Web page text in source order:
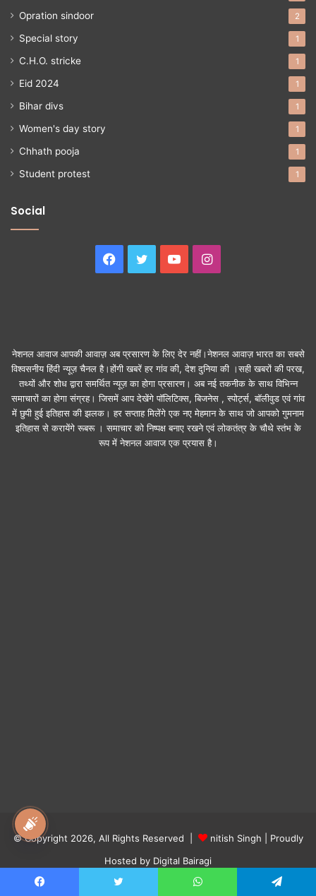
Opration sindoor 2
Special story 1
C.H.O. stricke 1
Eid 2024 1
Bihar divs 1
Women's day story 1
Chhath pooja 1
Student protest 1
Social
Facebook
Twitter YouTubeInstagram
नेशनल आवाज आपकी आवाज़ अब प्रसारण के लिए देर नहीं।नेशनल आवाज़ भारत का सबसे
विश्वसनीय हिंदी न्यूज़ चैनल है।होंगी खबरें हर गांव की, देश दुनिया की ।सही खबरों की परख,
तथ्यों और शोध द्वारा समर्थित न्यूज़ का होगा प्रसारण। अब नई तकनीक के साथ विभिन्न
समाचारों का होगा संग्रह। जिसमें आप देखेंगे पॉलिटिक्स, बिजनेस , स्पोर्ट्स, बॉलीवुड एवं गांव
में छुपी हुई इतिहास की झलक। हर सप्ताह मिलेंगे एक नए मेहमान के साथ जो आपको गुमनाम
इतिहास से करायेंगे रूबरू । समाचार को निष्पक्ष बनाए रखने एवं लोकतंत्र के चौथे स्तंभ के
रूप में नेशनल आवाज एक प्रयास है।
© Copyright 2026, All Rights Reserved | nitish Singh | Proudly
Hosted by Digital Bairagi
About us
Privacy Policy